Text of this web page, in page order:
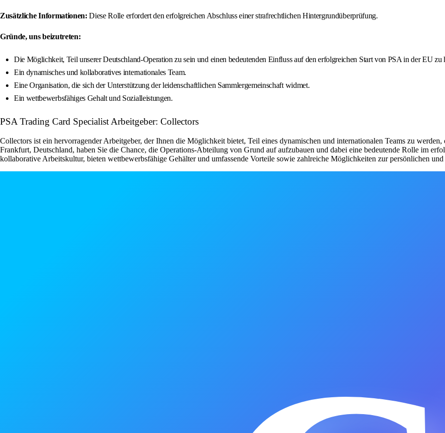
Zusätzliche Informationen: Diese Rolle erfordert den erfolgreichen Abschluss einer strafrechtlichen Hintergrundüberprüfung.
Gründe, uns beizutreten:
Die Möglichkeit, Teil unserer Deutschland-Operation zu sein und einen bedeutenden Einfluss auf den erfolgreichen Start von PSA in der EU zu
Ein dynamisches und kollaboratives internationales Team.
Eine Organisation, die sich der Unterstützung der leidenschaftlichen Sammlergemeinschaft widmet.
Ein wettbewerbsfähiges Gehalt und Sozialleistungen.
PSA Trading Card Specialist Arbeitgeber: Collectors
Collectors ist ein hervorragender Arbeitgeber, der Ihnen die Möglichkeit bietet, Teil eines dynamischen und internationalen Teams zu
Frankfurt, Deutschland, haben Sie die Chance, die Operations-Abteilung von Grund auf aufzubauen und dabei eine bedeutende Rolle im
kollaborative Arbeitskultur, bieten wettbewerbsfähige Gehälter und umfassende Vorteile sowie zahlreiche Möglichkeiten zur persönlichen